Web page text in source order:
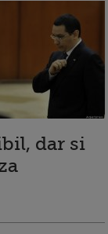
dar si